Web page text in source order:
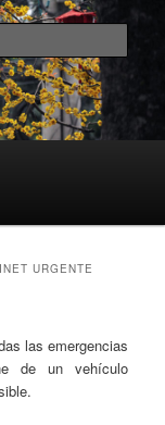
URGENTE
las emergencias
de un vehículo